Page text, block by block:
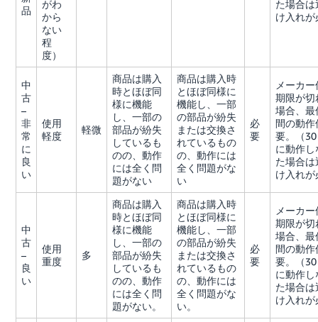
品
がわ
から
ない
程
度）
た場合
け入れが
中
古
–
非
常
に
良
い
使用
軽度
軽微
商品は購入
時とほぼ同
様に機能
し、一部の
部品が紛失
しているも
のの、動作
には全く問
題がない
商品は購入時
とほぼ同様に
機能し、一部
の部品が紛失
または交換さ
れているもの
の、動作には
全く問題がな
い
必
要
メーカ
期限が切
場合、最
間の動作
要。（
に動作
た場合
け入れが
中
古
–
良
い
使用
重度
多
商品は購入
時とほぼ同
様に機能
し、一部の
部品が紛失
しているも
のの、動作
には全く問
題がない。
商品は購入時
とほぼ同様に
機能し、一部
の部品が紛失
または交換さ
れているもの
の、動作には
全く問題がな
い。
必
要
メーカ
期限が切
場合、最
間の動作
要。（
に動作
た場合
け入れが